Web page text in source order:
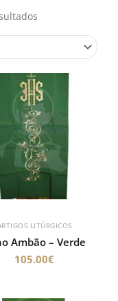
LITÚRGICOS
Ambão – Verde
105.00€